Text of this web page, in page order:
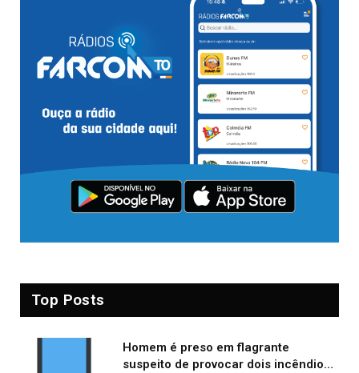
Top Posts
Homem é preso em flagrante
suspeito de provocar dois incêndios